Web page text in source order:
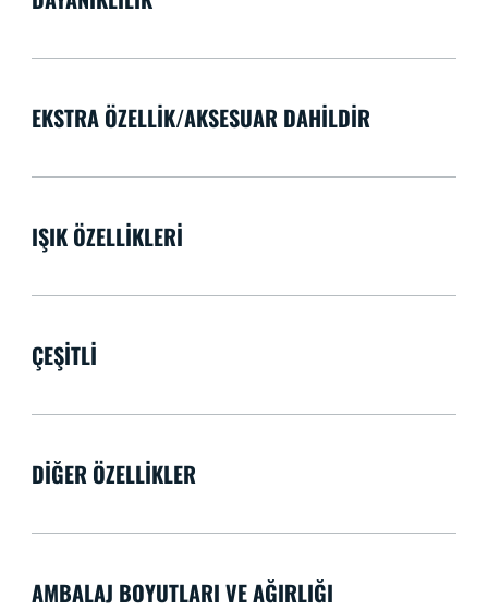
EKSTRA ÖZELLIK/AKSESUAR DAHILDIR
IŞIK ÖZELLIKLERI
ÇEŞITLI
DIĞER ÖZELLIKLER
AMBALAJ BOYUTLARI VE AĞIRLIĞI